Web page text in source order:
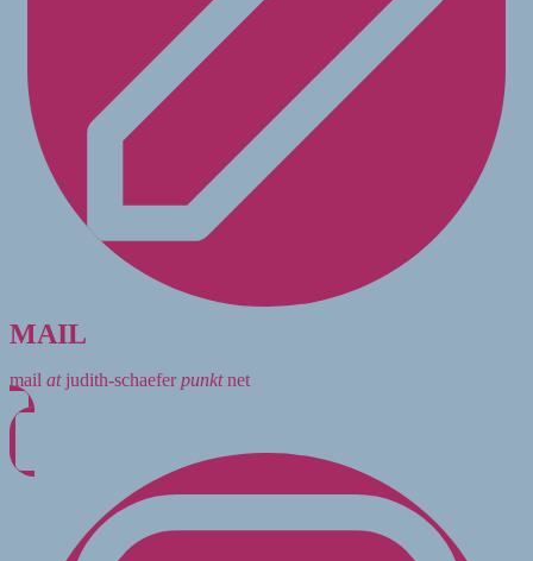
MAIL
mail atjudith-schaeferpunktnet